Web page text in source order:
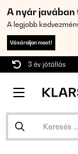
A nyár
A legjobb
Vásároljon most!
3 év jótállás